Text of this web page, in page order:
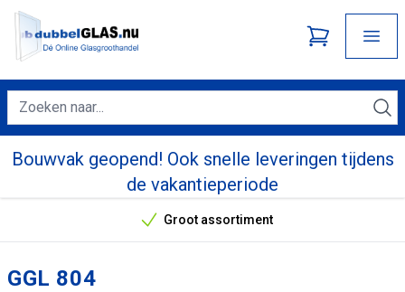
Bouwvak geopend! Ook snelle leveringen tijdens
de vakantieperiode
Onze unieke verkoopargumenten
Groot assortiment
GGL 804